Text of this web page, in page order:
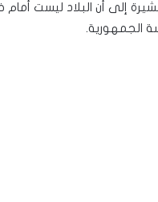
إلى أن البلاد ليست
الجمهورية.